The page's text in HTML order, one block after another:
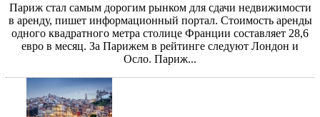
Париж стал самым дорогим рынком для сдачи недвижимости
в аренду, пишет информационный портал. Стоимость аренды
одного квадратного метра столице Франции составляет 28,6
евро в месяц. За Парижем в рейтинге следуют Лондон и
Осло. Париж...